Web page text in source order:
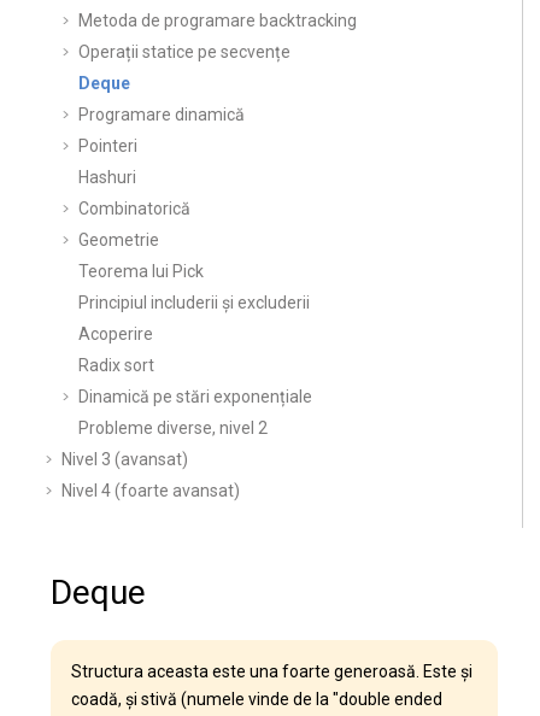
Metoda de programare backtracking
Operații statice pe secvențe
Deque
Programare dinamică
Pointeri
Hashuri
Combinatorică
Geometrie
Teorema lui Pick
Principiul includerii și excluderii
Acoperire
Radix sort
Dinamică pe stări exponențiale
Probleme diverse, nivel 2
Nivel 3 (avansat)
Nivel 4 (foarte avansat)
Deque
Structura aceasta este una foarte generoasă. Este și
coadă, și stivă (numele vinde de la "double ended